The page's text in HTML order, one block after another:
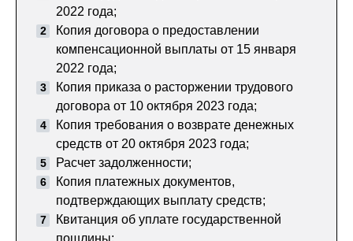
2022 года;
Копия договора о предоставлении
компенсационной выплаты от 15 января
2022 года;
Копия приказа о расторжении трудового
договора от 10 октября 2023 года;
Копия требования о возврате денежных
средств от 20 октября 2023 года;
Расчет задолженности;
Копия платежных документов,
подтверждающих выплату средств;
Квитанция об уплате государственной
пошлины;